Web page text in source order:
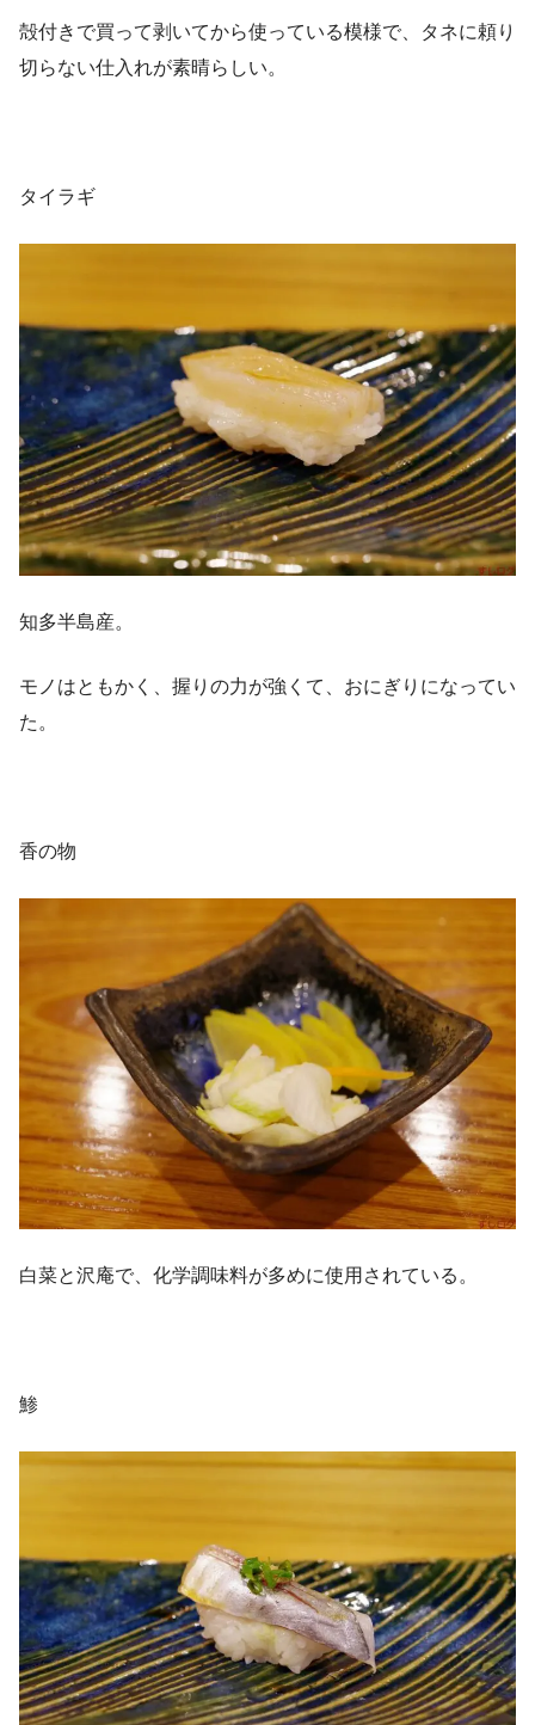
殻付きで買って剥いてから使っている模様で、タネに頼り
切らない仕入れが素晴らしい。
タイラギ
知多半島産。
モノはともかく、握りの力が強くて、おにぎりになってい
た。
香の物
白菜と沢庵で、化学調味料が多めに使用されている。
鯵